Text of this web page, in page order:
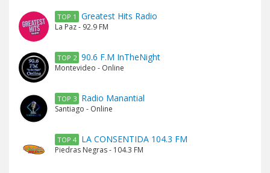
TOP 1 Greatest Hits Radio
La Paz - 92.9 FM
TOP 2 90.6 F.M InTheNight
Montevideo - Online
TOP 3 Radio Manantial
Santiago - Online
TOP 4 LA CONSENTIDA 104.3 FM
Piedras Negras - 104.3 FM